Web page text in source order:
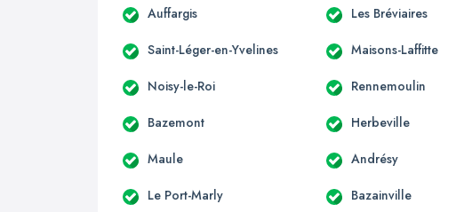
Auffargis Les Bréviaires
Saint-Léger-en-Yvelines Maisons-Laffitte
Noisy-le-Roi Rennemoulin
Bazemont Herbeville
Maule Andrésy
Le Port-Marly Bazainville